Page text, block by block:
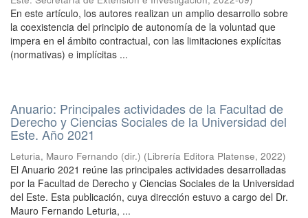
En este artículo, los autores realizan un amplio desarrollo sobre
la coexistencia del principio de autonomía de la voluntad que
impera en el ámbito contractual, con las limitaciones explícitas
(normativas) e implícitas ...
Anuario: Principales actividades de la Facultad de
Derecho y Ciencias Sociales de la Universidad del
Este. Año 2021
Leturia, Mauro Fernando (dir.) (Librería Editora Platense, 2022)
El Anuario 2021 reúne las principales actividades desarrolladas
por la Facultad de Derecho y Ciencias Sociales de la Universidad
del Este. Esta publicación, cuya dirección estuvo a cargo del Dr.
Mauro Fernando Leturia, ...